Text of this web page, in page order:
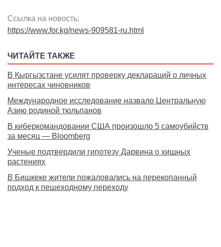
Ссылка на новость:
https://www.for.kg/news-909581-ru.html
ЧИТАЙТЕ ТАКЖЕ
В Кыргызстане усилят проверку деклараций о личных
интересах чиновников
Международное исследование назвало Центральную
Азию родиной тюльпанов
В киберкомандовании США произошло 5 самоубийств
за месяц — Bloomberg
Ученые подтвердили гипотезу Дарвина о хищных
растениях
В Бишкеке жители пожаловались на перекопанный
подход к пешеходному переходу